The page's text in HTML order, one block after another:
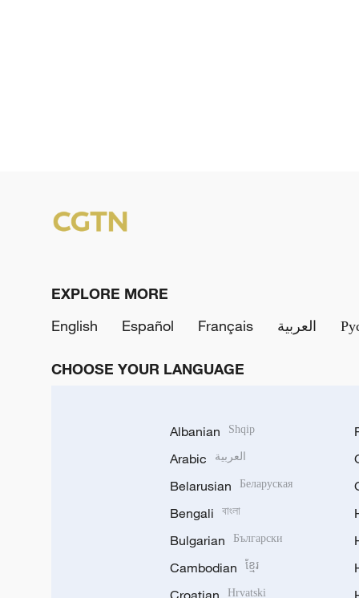
EXPLORE MORE
English
Español Français العربية
CHOOSE YOUR LANGUAGE
Albanian Shqip
Arabic العربية
Belarusian Беларуская
Bengali বাংলা
Bulgarian Български
Cambodian ខ្មែរ
Hrvatski